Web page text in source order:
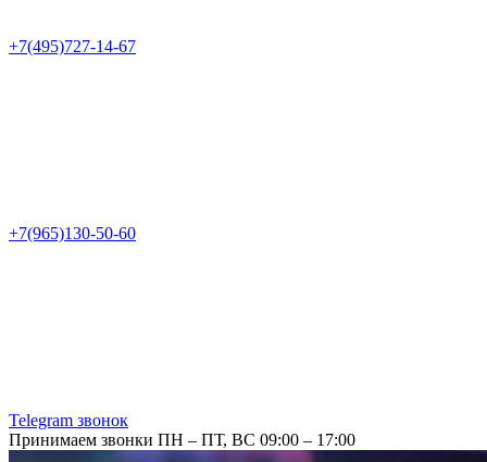
+7(495)727-14-67
+7(965)130-50-60
Telegram звонок
Принимаем звонки ПН – ПТ, ВС 09:00 – 17:00